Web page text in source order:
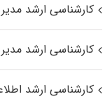
کارشناسی ارشد
کارشناسی ارشد
کارشناسی ارشد